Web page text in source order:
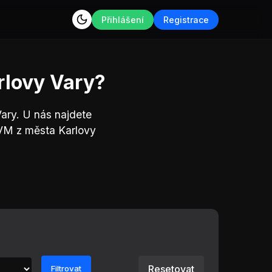
Přihlášení Registrace
Vary?
U nás najdete
z města Karlovy
Filtrovat Resetovat